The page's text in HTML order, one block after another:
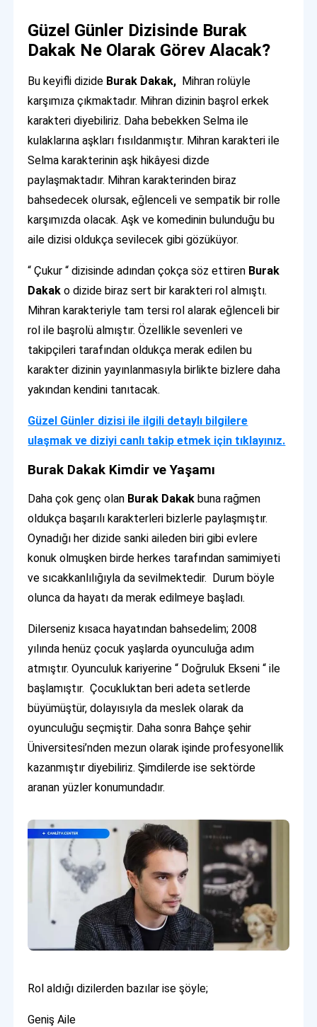
Güzel Günler Dizisinde Burak
Dakak Ne Olarak Görev Alacak?
Bu keyifli dizide Burak Dakak, Mihran rolüyle
karşımıza çıkmaktadır. Mihran dizinin başrol erkek
karakteri diyebiliriz. Daha bebekken Selma ile
kulaklarına aşkları fısıldanmıştır. Mihran karakteri ile
Selma karakterinin aşk hikâyesi dizde
paylaşmaktadır. Mihran karakterinden biraz
bahsedecek olursak, eğlenceli ve sempatik bir rolle
karşımızda olacak. Aşk ve komedinin bulunduğu bu
aile dizisi oldukça sevilecek gibi gözüküyor.
“ Çukur “ dizisinde adından çokça söz ettiren Burak
Dakak o dizide biraz sert bir karakteri rol almıştı.
Mihran karakteriyle tam tersi rol alarak eğlenceli bir
rol ile başrolü almıştır. Özellikle sevenleri ve
takipçileri tarafından oldukça merak edilen bu
karakter dizinin yayınlanmasıyla birlikte bizlere daha
yakından kendini tanıtacak.
Güzel Günler dizisi ile ilgili detaylı bilgilere
ulaşmak ve diziyi canlı takip etmek için tıklayınız.
Burak Dakak Kimdir ve Yaşamı
Daha çok genç olan Burak Dakak buna rağmen
oldukça başarılı karakterleri bizlerle paylaşmıştır.
Oynadığı her dizide sanki aileden biri gibi evlere
konuk olmuşken birde herkes tarafından samimiyeti
ve sıcakkanlılığıyla da sevilmektedir. Durum böyle
olunca da hayatı da merak edilmeye başladı.
Dilerseniz kısaca hayatından bahsedelim; 2008
yılında henüz çocuk yaşlarda oyunculuğa adım
atmıştır. Oyunculuk kariyerine “ Doğruluk Ekseni “ ile
başlamıştır. Çocukluktan beri adeta setlerde
büyümüştür, dolayısıyla da meslek olarak da
oyunculuğu seçmiştir. Daha sonra Bahçe şehir
Üniversitesi’nden mezun olarak işinde profesyonellik
kazanmıştır diyebiliriz. Şimdilerde ise sektörde
aranan yüzler konumundadır.
Rol aldığı dizilerden bazılar ise şöyle;
Geniş Aile